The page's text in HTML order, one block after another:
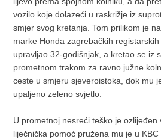
vozilo koje dolazeći u raskrižje iz
smjer svog kretanja. Tom prilikom je
marke Honda zagrebačkih
upravljao 32-godišnjak, a kretao se iz
prometnom trakom za ravno južne
ceste u smjeru sjeveroistoka, dok mu
upaljeno zeleno svjetlo.
U prometnoj nesreći teško je ozlijeđen
liječnička pomoć pružena mu je u KBC